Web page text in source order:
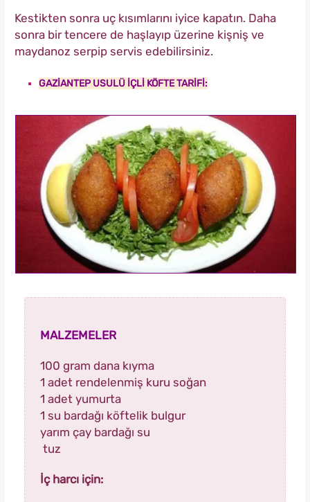
Kestikten sonra uç kısımlarını iyice kapatın. Daha
sonra bir tencere de haşlayıp üzerine kişniş ve
maydanoz serpip servis edebilirsiniz.
GAZİANTEP USULÜ İÇLİ KÖFTE TARİFİ:
MALZEMELER
100 gram dana kıyma
1 adet rendelenmiş kuru soğan
1 adet yumurta
1 su bardağı köftelik bulgur
yarım çay bardağı su
tuz
İç harcı için: